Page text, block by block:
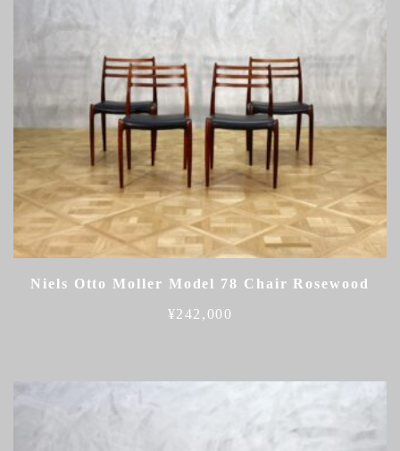
Niels Otto Moller Model 78 Chair Rosewood
¥242,000